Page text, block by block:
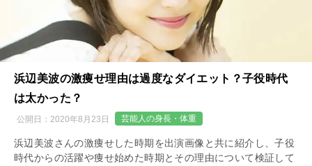
浜辺美波の激痩せ理由は過度なダイエット？子役時代
は太かった？
公開日： 2020年8月23日 芸能人の身長・体重
浜辺美波さんの激痩せした時期を出演画像と共に紹介し、子役
時代からの活躍や痩せ始めた時期とその理由について検証して